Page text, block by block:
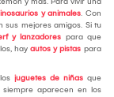
y animales. Con
mejores amigos. Si tu
y lanzadores para que
hay autos y pistas para
juguetes de niñas que
siempre aparecen en los